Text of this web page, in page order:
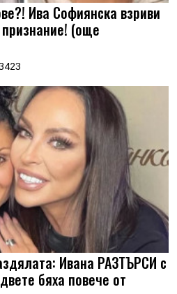
Ива Софиянска взриви
(още
Ивана РАЗТЪРСИ с
бяха повече от